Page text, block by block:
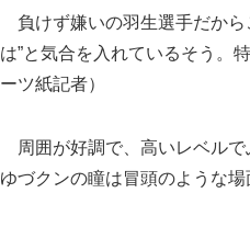
負けず嫌いの羽生選手だから
は”と気合を入れているそう。
ーツ紙記者）
周囲が好調で、高いレベルで
ゆづクンの瞳は冒頭のような